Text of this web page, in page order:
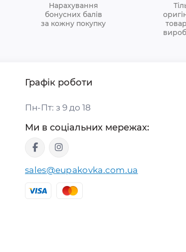
Нарахування
бонусних балів
за кожну покупку
Графік роботи
Пн-Пт: з 9 до 18
Ми в соціальних мережах:
sales@eupakovka.com.ua